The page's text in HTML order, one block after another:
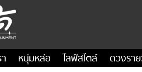
หนุ่มหล่อ ไลฟ์สไตล์ ดวงรา